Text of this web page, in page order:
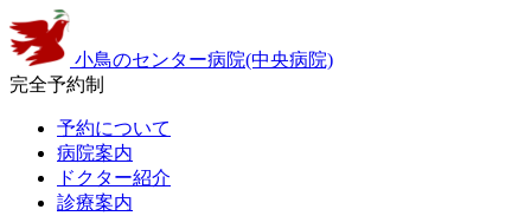
小鳥のセンター病院(中央病院)
完全予約制
予約について
病院案内
ドクター紹介
診療案内